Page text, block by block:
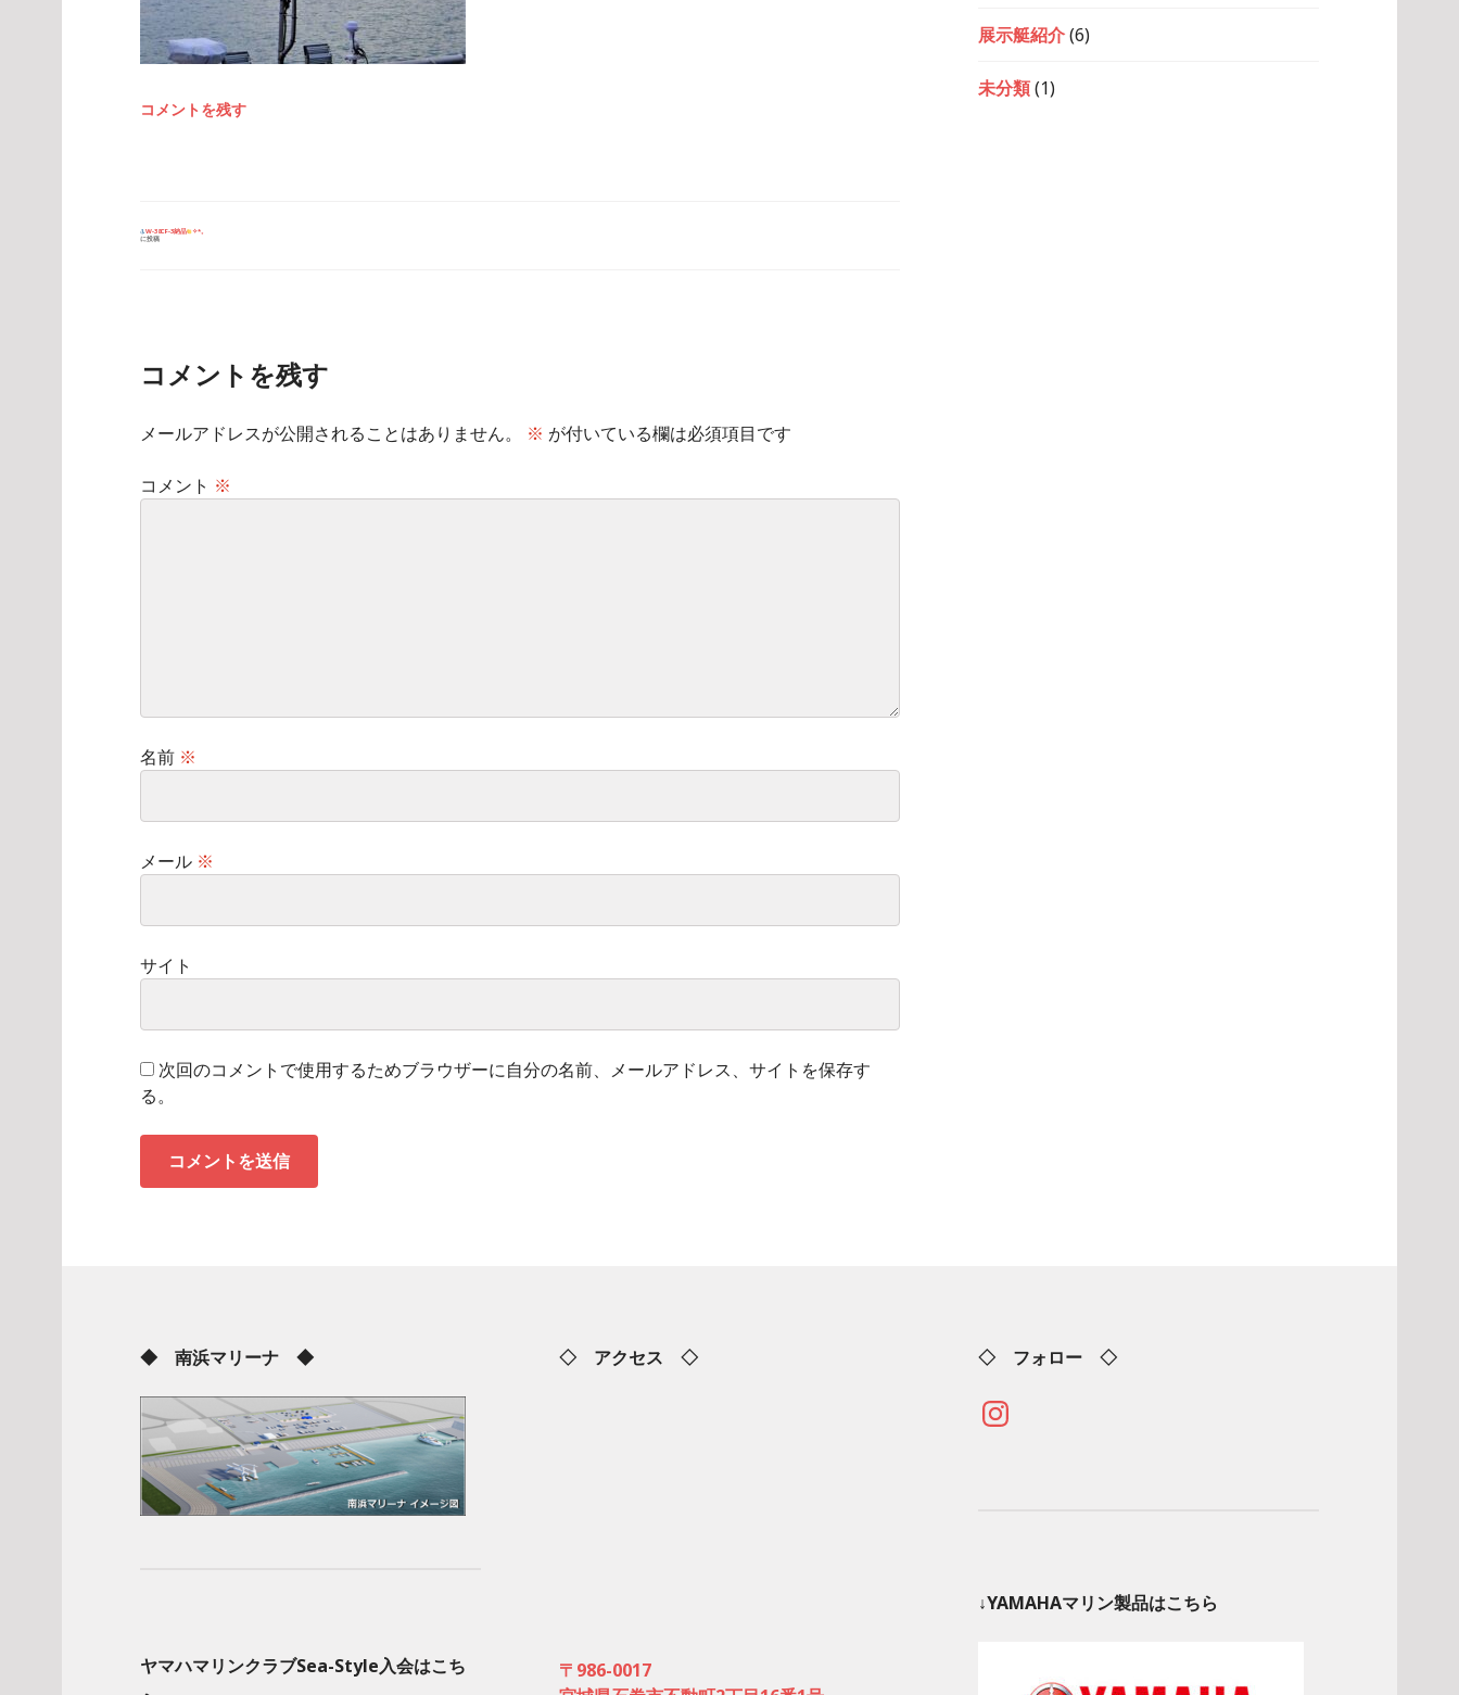
コメントを残す
投W-38CF-3納品
✧*。
に投稿
コメントを残す
メールアドレスが公開されることはありません。 ※ が付いている欄は必須項目です
コメント ※
名前 ※
メール ※
サイト
次回のコメントで使用するためブラウザーに自分の名前、メールアドレス、サイトを保存す
る。
展示艇紹介(6)
未分類(1)
◆ 南浜マリーナ ◆
ヤマハマリンクラブSea-Style入会はこち
◇ アクセス ◇
〒986-0017
◇ フォロー ◇
Instagram
↓YAMAHAマリン製品はこちら